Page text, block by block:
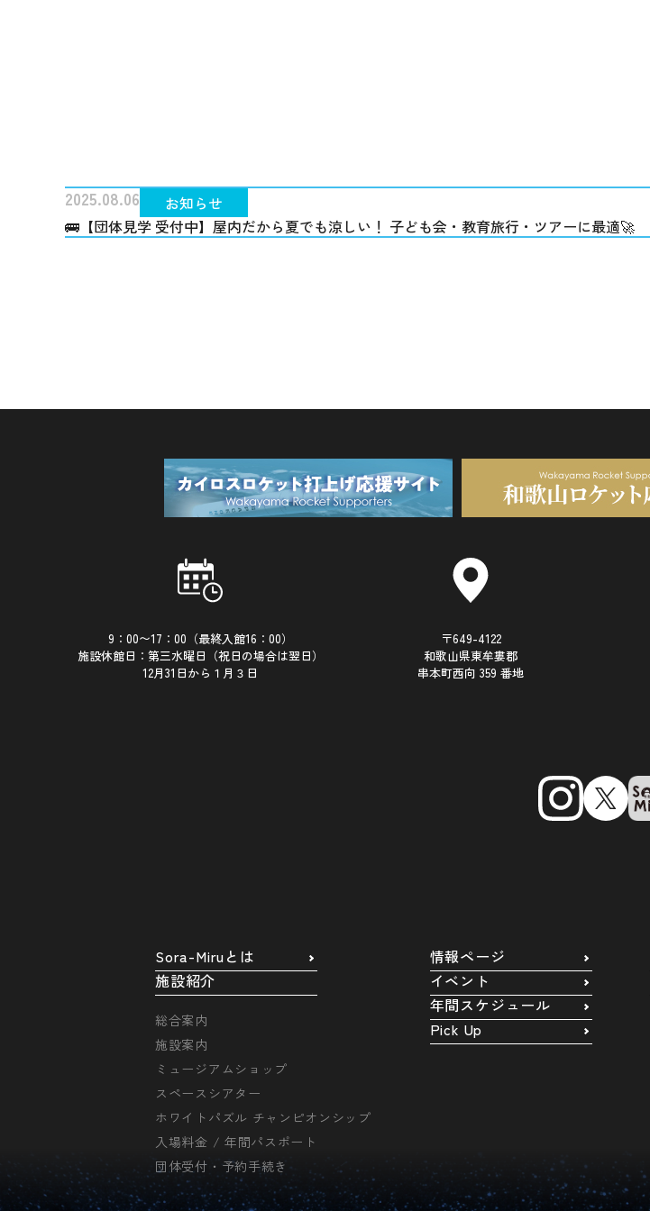
2025.08.06
お知らせ
🚌【団体見学 受付中】屋内だから夏でも涼しい！ 子ども会・教育旅行・ツアーに最適🚀
9：00〜17：00（最終入館16：00）
施設休館日：第三水曜日（祝日の場合は翌日）
12月31日から１月３日
〒649-4122
和歌山県東牟婁郡
串本町西向 359 番地
Sora-Miruとは
施設紹介
総合案内
施設案内
ミュージアムショップ
スペースシアター
ホワイトパズル チャンピオンシップ
入場料金 / 年間パスポート
団体受付・予約手続き
情報ページ
イベント
年間スケジュール
Pick Up